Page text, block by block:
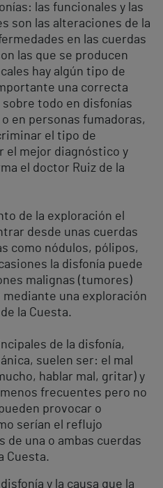
las funcionales y las
son las alteraciones de la
en las cuerdas
las que se producen
hay algún tipo de
una correcta
todo en disfonías
en personas fumadoras,
el tipo de
el mejor diagnóstico y
el doctor Ruiz de la
de la exploración el
desde unas cuerdas
como nódulos, pólipos,
la disfonía puede
malignas (tumores)
una exploración
la Cuesta.
de la disfonía,
suelen ser: el mal
hablar mal, gritar) y
frecuentes pero no
provocar o
serían el reflujo
una o ambas cuerdas
Cuesta.
y la causa que la